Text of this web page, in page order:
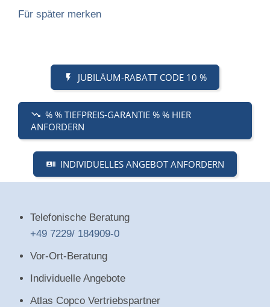
Für später merken
JUBILÄUM-RABATT CODE 10 %
% % TIEFPREIS-GARANTIE % % HIER
ANFORDERN
INDIVIDUELLES ANGEBOT ANFORDERN
Telefonische Beratung
+49 7229/ 184909-0
Vor-Ort-Beratung
Individuelle Angebote
Atlas Copco Vertriebspartner